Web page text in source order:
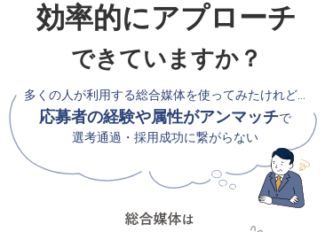
効率的にアプローチ
できていますか？
多くの人が利用する総合媒体を使ってみたけれど…
応募者の経験や属性がアンマッチで
選考通過・採用成功に繋がらない